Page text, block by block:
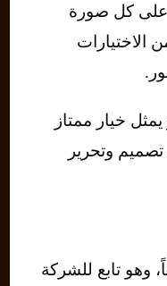
على كل صورة
الاختيارات
خيار ممتاز
وتحرير
وهو تابع للشركة